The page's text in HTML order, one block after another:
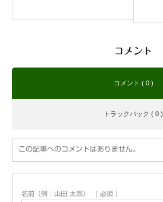
コメント
コメント ( 0 )
トラックバック ( 0 )
この記事へのコメントはありません。
名前（例：山田 太郎） ( 必須 )